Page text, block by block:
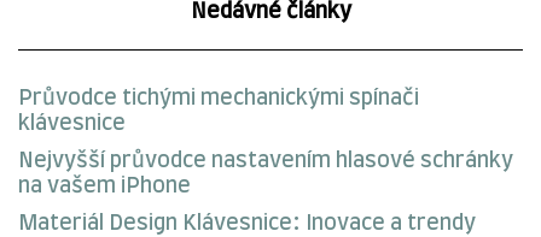
Nedávné články
Průvodce tichými mechanickými spínači
klávesnice
Nejvyšší průvodce nastavením hlasové schránky
na vašem iPhone
Materiál Design Klávesnice: Inovace a trendy